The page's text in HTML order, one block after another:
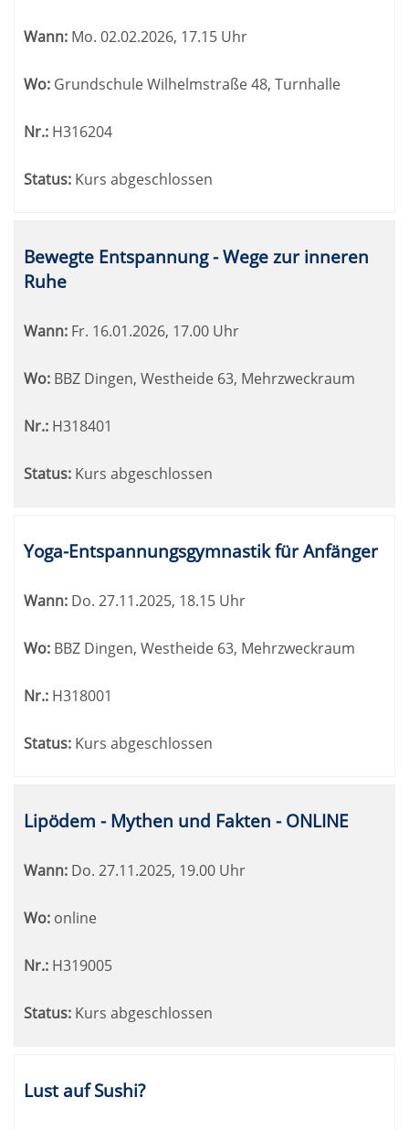
Wann: Mo. 02.02.2026, 17.15 Uhr
Wo: Grundschule Wilhelmstraße 48, Turnhalle
Nr.: H316204
Status: Kurs abgeschlossen
Bewegte Entspannung - Wege zur inneren
Ruhe
Wann: Fr. 16.01.2026, 17.00 Uhr
Wo: BBZ Dingen, Westheide 63, Mehrzweckraum
Nr.: H318401
Status: Kurs abgeschlossen
Yoga-Entspannungsgymnastik für Anfänger
Wann: Do. 27.11.2025, 18.15 Uhr
Wo: BBZ Dingen, Westheide 63, Mehrzweckraum
Nr.: H318001
Status: Kurs abgeschlossen
Lipödem - Mythen und Fakten - ONLINE
Wann: Do. 27.11.2025, 19.00 Uhr
Wo: online
Nr.: H319005
Status: Kurs abgeschlossen
Lust auf Sushi?